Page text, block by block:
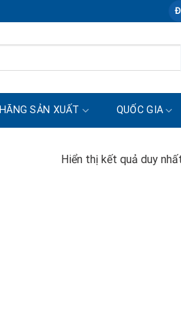
HÃNG SẢN XUẤT QUỐC GIA
Hiển thị kết quả duy